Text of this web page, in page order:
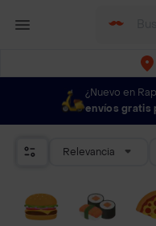
¿Nuevo en
envíos gratis
Relevancia